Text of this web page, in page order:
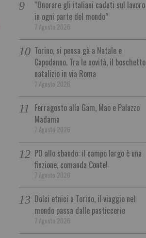
“Onorare gli italiani caduti sul lavoro
in ogni parte del mondo”
7 Agosto 2026
Torino, si pensa gà a Natale e
Capodanno. Tra le novità, il boschetto
natalizio in via Roma
7 Agosto 2026
Ferragosto alla Gam, Mao e Palazzo
Madama
7 Agosto 2026
PD allo sbando: il campo largo è una
finzione, comanda Conte!
7 Agosto 2026
Dolci etnici a Torino, il viaggio nel
mondo passa dalle pasticcerie
7 Agosto 2026